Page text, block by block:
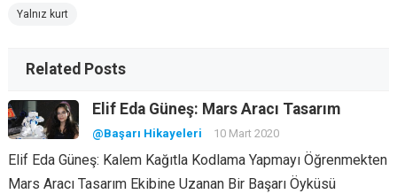
Yalnız kurt
Related Posts
Elif Eda Güneş: Mars Aracı Tasarım
@Başarı Hikayeleri 10 Mart 2020
Elif Eda Güneş: Kalem Kağıtla Kodlama Yapmayı Öğrenmekten
Mars Aracı Tasarım Ekibine Uzanan Bir Başarı Öyküsü